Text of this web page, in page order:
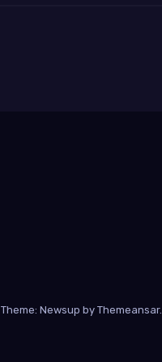
Theme: Newsup by Themeansar.